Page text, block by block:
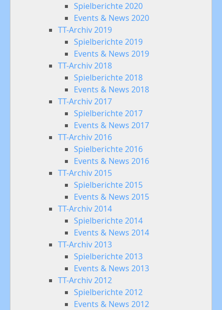
Spielberichte 2020
Events & News 2020
TT-Archiv 2019
Spielberichte 2019
Events & News 2019
TT-Archiv 2018
Spielberichte 2018
Events & News 2018
TT-Archiv 2017
Spielberichte 2017
Events & News 2017
TT-Archiv 2016
Spielberichte 2016
Events & News 2016
TT-Archiv 2015
Spielberichte 2015
Events & News 2015
TT-Archiv 2014
Spielberichte 2014
Events & News 2014
TT-Archiv 2013
Spielberichte 2013
Events & News 2013
TT-Archiv 2012
Spielberichte 2012
Events & News 2012